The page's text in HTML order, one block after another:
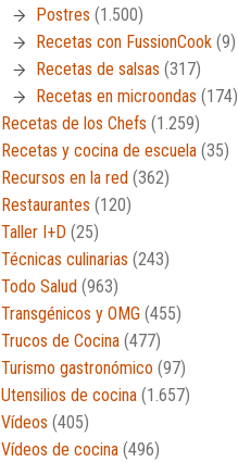
Postres (1.500)
Recetas con FussionCook (9)
Recetas de salsas (317)
Recetas en microondas (174)
Recetas de los Chefs (1.259)
Recetas y cocina de escuela (35)
Recursos en la red (362)
Restaurantes (120)
Taller I+D (25)
Técnicas culinarias (243)
Todo Salud (963)
Transgénicos y OMG (455)
Trucos de Cocina (477)
Turismo gastronómico (97)
Utensilios de cocina (1.657)
Vídeos (405)
Vídeos de cocina (496)